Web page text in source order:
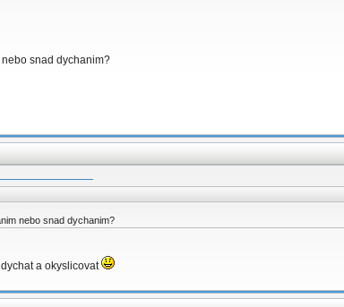
snad dychanim?
nebo snad dychanim?
a okyslicovat